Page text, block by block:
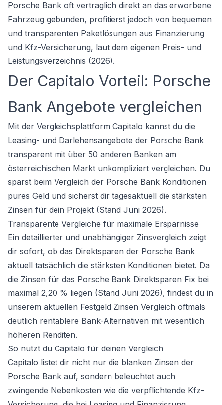
Porsche Bank oft vertraglich direkt an das erworbene
Fahrzeug gebunden, profitierst jedoch von bequemen
und transparenten Paketlösungen aus Finanzierung
und Kfz-Versicherung, laut dem eigenen Preis- und
Leistungsverzeichnis (2026).
Der Capitalo Vorteil: Porsche
Bank Angebote vergleichen
Mit der Vergleichsplattform Capitalo kannst du die
Leasing- und Darlehensangebote der Porsche Bank
transparent mit über 50 anderen Banken am
österreichischen Markt unkompliziert vergleichen. Du
sparst beim Vergleich der Porsche Bank Konditionen
pures Geld und sicherst dir tagesaktuell die stärksten
Zinsen für dein Projekt (Stand Juni 2026).
Transparente Vergleiche für maximale Ersparnisse
Ein detaillierter und unabhängiger Zinsvergleich zeigt
dir sofort, ob das Direktsparen der Porsche Bank
aktuell tatsächlich die stärksten Konditionen bietet. Da
die Zinsen für das Porsche Bank Direktsparen Fix bei
maximal 2,20 % liegen (Stand Juni 2026), findest du in
unserem aktuellen Festgeld Zinsen Vergleich oftmals
deutlich rentablere Bank-Alternativen mit wesentlich
höheren Renditen.
So nutzt du Capitalo für deinen Vergleich
Capitalo listet dir nicht nur die blanken Zinsen der
Porsche Bank auf, sondern beleuchtet auch
zwingende Nebenkosten wie die verpflichtende Kfz-